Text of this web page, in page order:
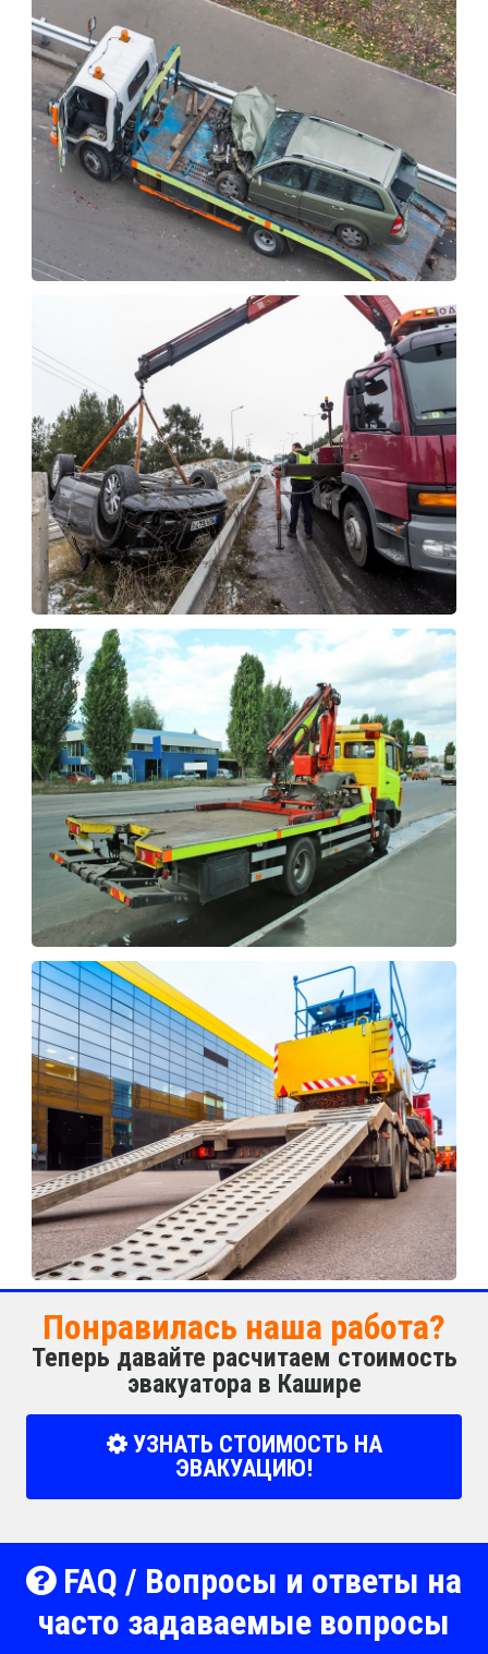
Понравилась наша работа?
Теперь давайте расчитаем стоимость
эвакуатора в Кашире
УЗНАТЬ СТОИМОСТЬ НА
ЭВАКУАЦИЮ!
FAQ / Вопросы и ответы на
часто задаваемые вопросы